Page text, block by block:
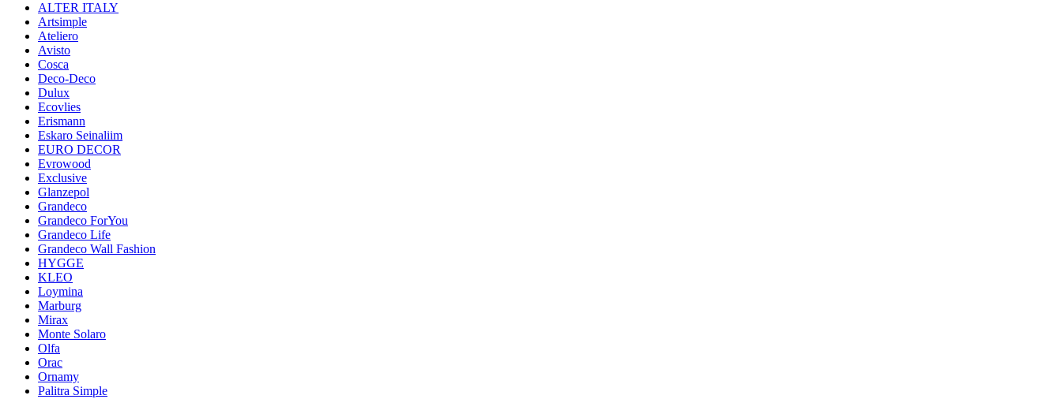
ALTER ITALY
Artsimple
Ateliero
Avisto
Cosca
Deco-Deco
Dulux
Ecovlies
Erismann
Eskaro Seinaliim
EURO DECOR
Evrowood
Exclusive
Glanzepol
Grandeco
Grandeco ForYou
Grandeco Life
Grandeco Wall Fashion
HYGGE
KLEO
Loymina
Marburg
Mirax
Monte Solaro
Olfa
Orac
Ornamy
Palitra Simple